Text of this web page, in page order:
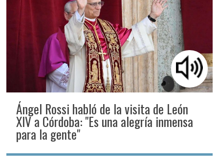
Ángel Rossi habló de la visita de León
XIV a Córdoba: "Es una alegría inmensa
para la gente"